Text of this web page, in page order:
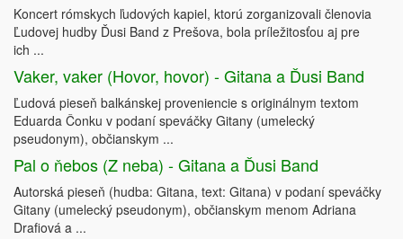
Koncert rómskych ľudových kapiel, ktorú zorganizovali členovia
Ľudovej hudby Ďusi Band z Prešova, bola príležitosťou aj pre
ich ...
Vaker, vaker (Hovor, hovor) - Gitana a Ďusi Band
Ľudová pieseň balkánskej proveniencie s originálnym textom
Eduarda Čonku v podaní speváčky Gitany (umelecký
pseudonym), občianskym ...
Pal o ňebos (Z neba) - Gitana a Ďusi Band
Autorská pieseň (hudba: Gitana, text: Gitana) v podaní speváčky
Gitany (umelecký pseudonym), občianskym menom Adriana
Drafiová a ...